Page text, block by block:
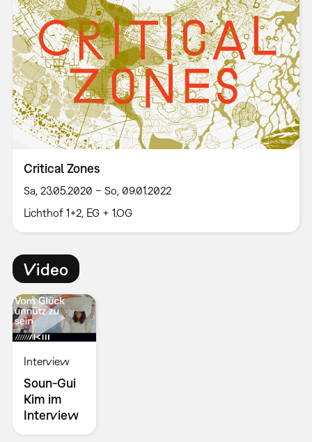
Critical Zones
Sa, 23.05.2020 – So, 09.01.2022
Lichthof 1+2, EG + 1.OG
Video
Interview
Soun-Gui
Kim im
Interview